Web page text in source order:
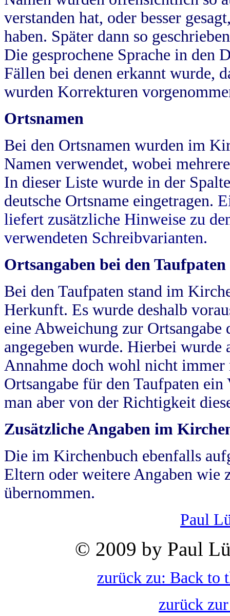
verstanden hat, oder besser
haben. Später dann so
Die gesprochene Sprache in
Fällen bei denen erkannt wurde,
wurden Korrekturen
Ortsnamen
Bei den Ortsnamen wurden im
Namen verwendet, wobei
In dieser Liste wurde in der
deutsche Ortsname eingetragen.
liefert zusätzliche Hinweise zu
verwendeten Schreibvarianten.
Ortsangaben bei den Taufpaten
Bei den Taufpaten stand im
Herkunft. Es wurde deshalb
eine Abweichung zur
angegeben wurde. Hierbei wurde
Annahme doch wohl nicht
Ortsangabe für den Taufpaten
man aber von der Richtigkeit
Zusätzliche Angaben im
Die im Kirchenbuch ebenfalls
Eltern oder weitere Angaben wie
übernommen.
Paul
© 2009 by Paul
zurück zu: Back to
zurück